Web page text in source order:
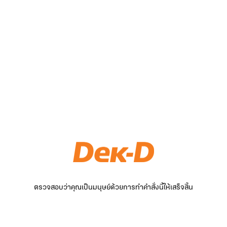
ตรวจสอบว่าคุณเป็นมนุษย์ด้วยการทำคำสั่งนี้ให้เสร็จสิ้น